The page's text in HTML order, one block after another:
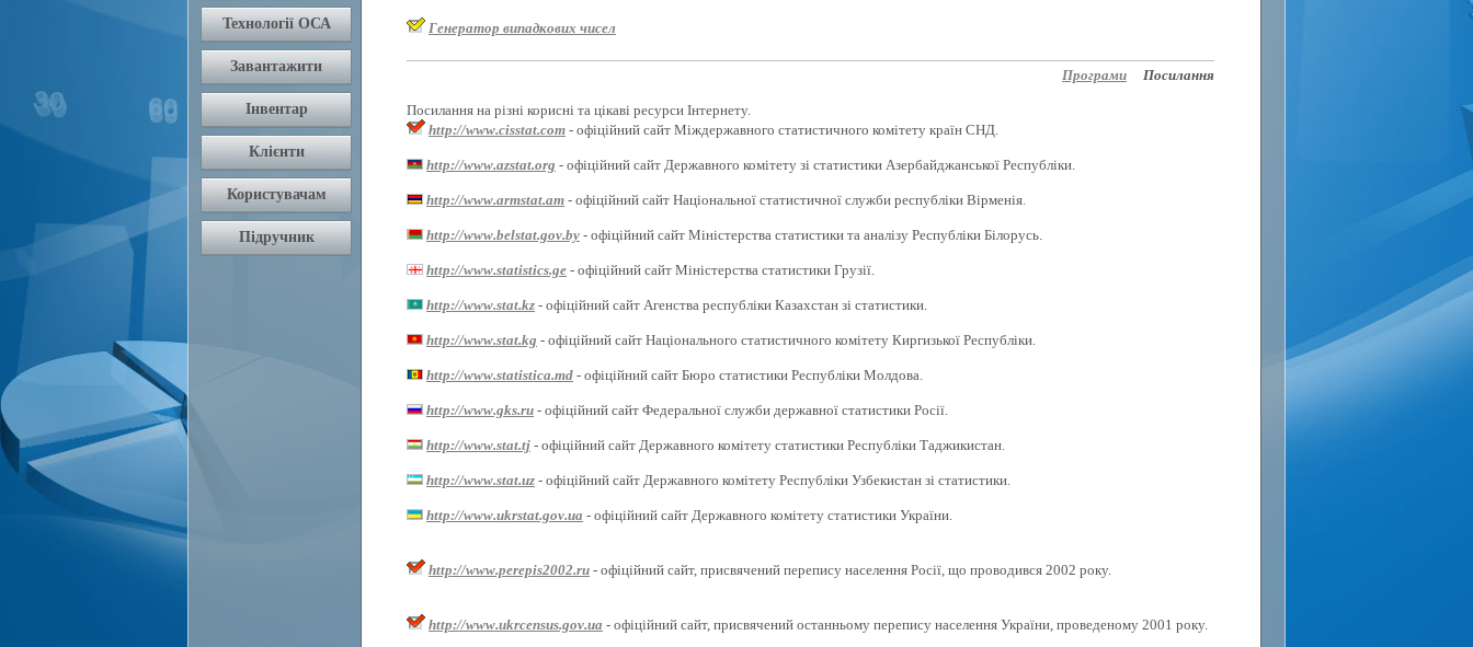
Генератор випадкових чисел
Програми Посилання
Посилання на різні корисні та цікаві ресурси Інтернету.
http://www.cisstat.com - офіційний сайт Міждержавного статистичного комітету країн СНД.
http://www.azstat.org - офіційний сайт Державного комітету зі статистики Азербайджанської Республіки.
http://www.armstat.am - офіційний сайт Національної статистичної служби республіки Вірменія.
http://www.belstat.gov.by - офіційний сайт Міністерства статистики та аналізу Республіки Білорусь.
http://www.statistics.ge - офіційний сайт Міністерства статистики Грузії.
http://www.stat.kz - офіційний сайт Агенства республіки Казахстан зі статистики.
http://www.stat.kg - офіційний сайт Національного статистичного комітету Киргизької Республіки.
http://www.statistica.md - офіційний сайт Бюро статистики Республіки Молдова.
http://www.gks.ru - офіційний сайт Федеральної служби державної статистики Росії.
http://www.stat.tj - офіційний сайт Державного комітету статистики Республіки Таджикистан.
http://www.stat.uz - офіційний сайт Державного комітету Республіки Узбекистан зі статистики.
http://www.ukrstat.gov.ua - офіційний сайт Державного комітету статистики України.
http://www.perepis2002.ru - офіційний сайт, присвячений перепису населення Росії, що проводився 2002 року.
http://www.ukrcensus.gov.ua - офіційний сайт, присвячений останньому перепису населення України, проведеному 2001 року.